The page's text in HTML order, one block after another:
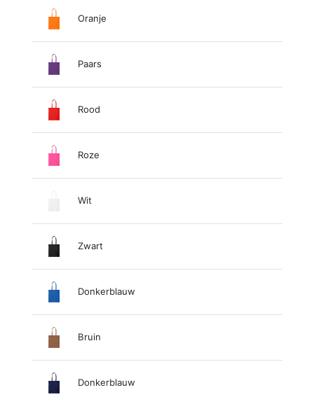
Oranje
Paars
Rood
Roze
Wit
Zwart
Donkerblauw
Bruin
Donkerblauw